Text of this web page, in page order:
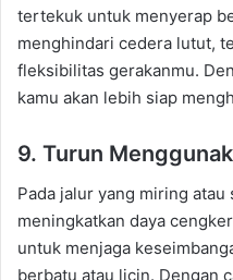
tertekuk untuk menyerap
menghindari cedera lutut,
fleksibilitas gerakanmu.
kamu akan lebih siap
9. Turun
Pada jalur yang miring
meningkatkan daya
untuk menjaga
berbatu atau licin. Dengan